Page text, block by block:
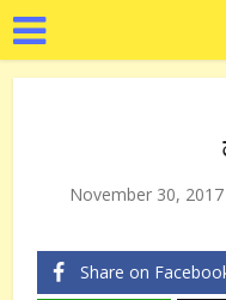
November 30, 2017
Share on